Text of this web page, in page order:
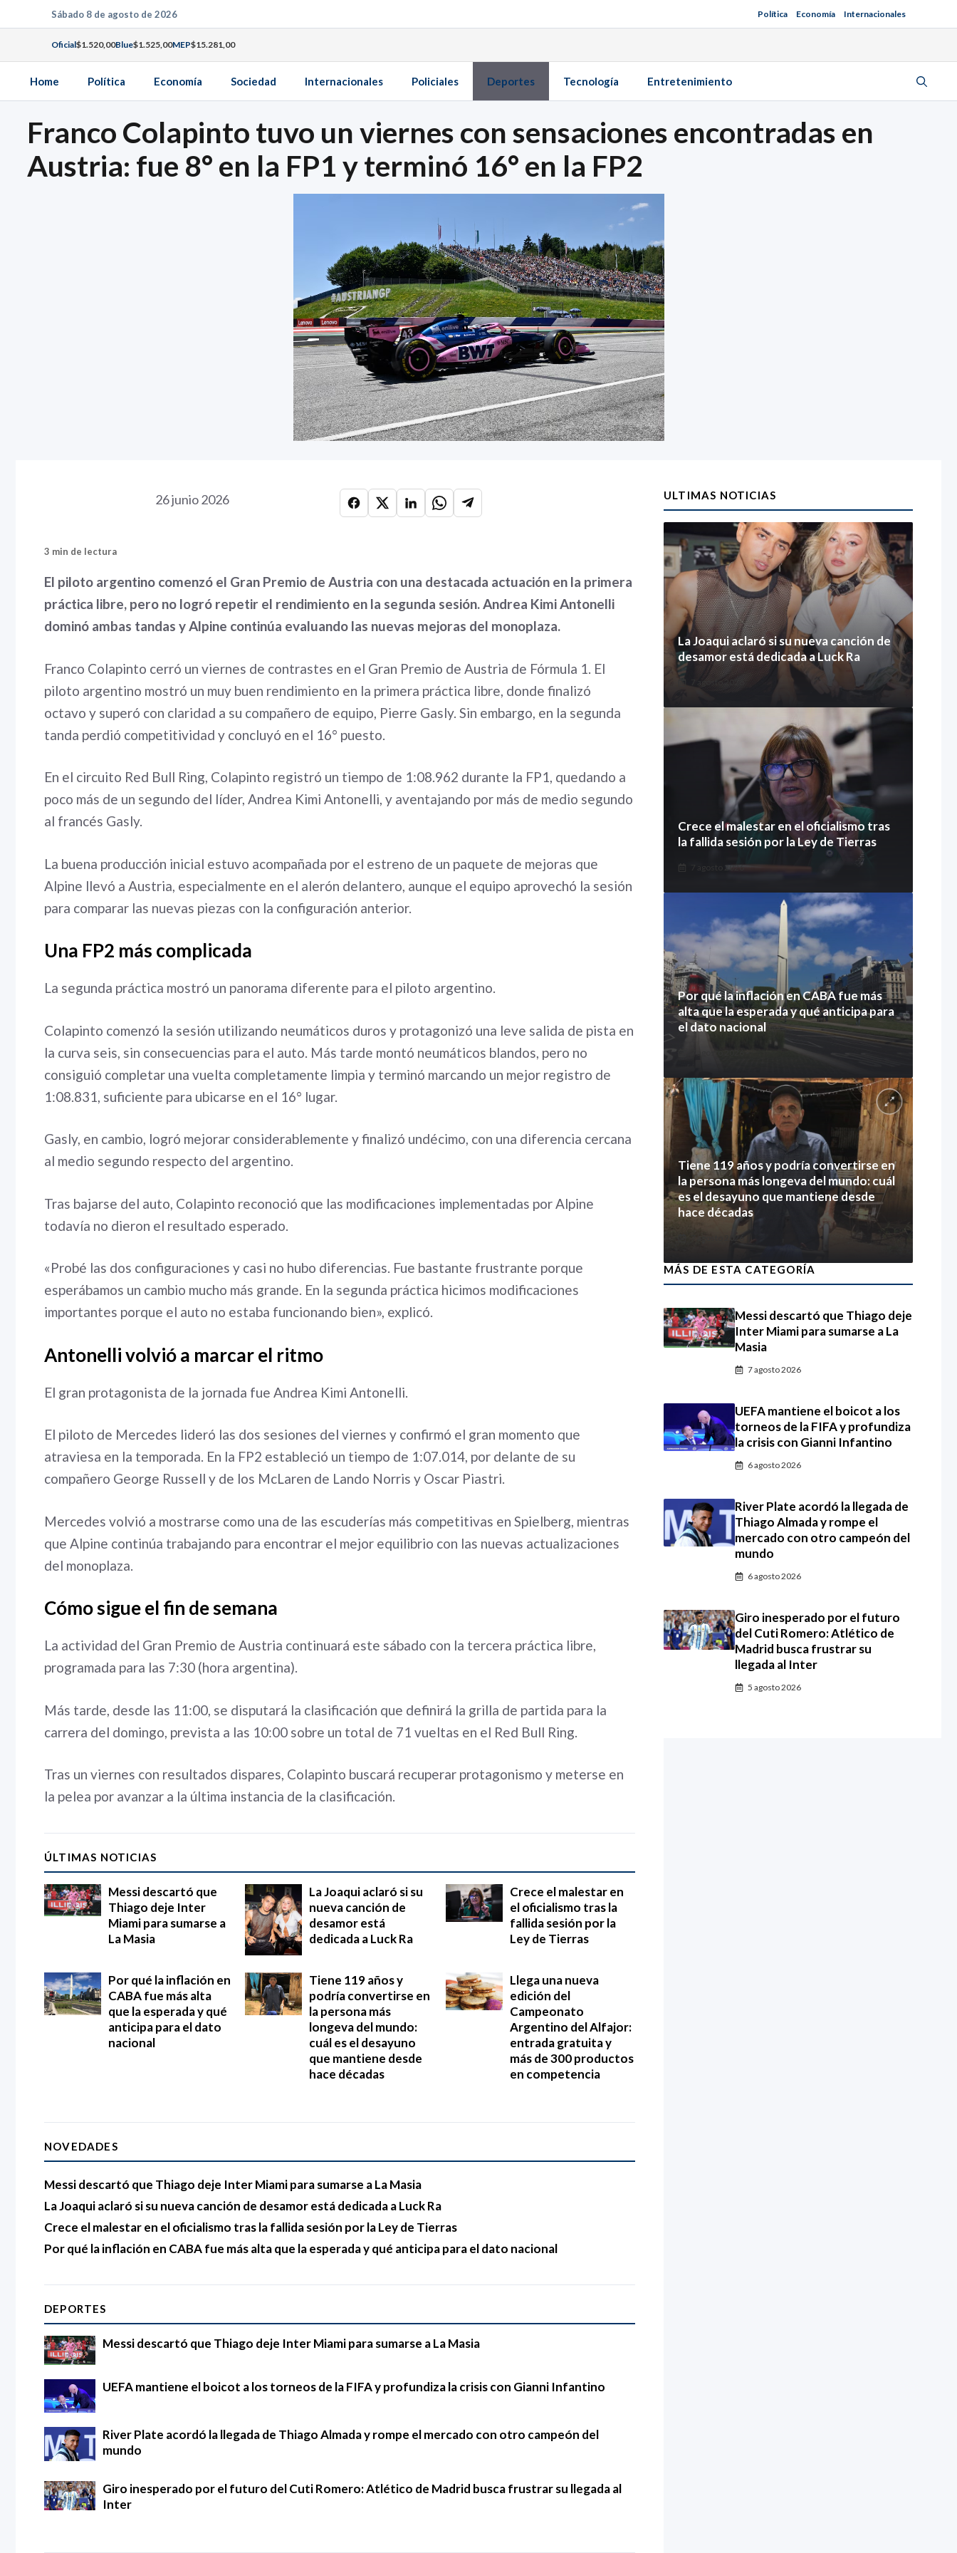
al
contenido
Sábado 8 de agosto de 2026 Política Economía Internacionales
Oficial$1.520,00Blue$1.525,00MEP$15.281,00
Home Política Economía Sociedad Internacionales Policiales Deportes Tecnología Entretenimiento
Franco Colapinto tuvo un viernes con sensaciones encontradas en
Austria: fue 8° en la FP1 y terminó 16° en la FP2
26 junio 2026
3 min de lectura
El piloto argentino comenzó el Gran Premio de Austria con una destacada actuación en la primera
práctica libre, pero no logró repetir el rendimiento en la segunda sesión. Andrea Kimi Antonelli
dominó ambas tandas y Alpine continúa evaluando las nuevas mejoras del monoplaza.
Franco Colapinto cerró un viernes de contrastes en el Gran Premio de Austria de Fórmula 1. El
piloto argentino mostró un muy buen rendimiento en la primera práctica libre, donde finalizó
octavo y superó con claridad a su compañero de equipo, Pierre Gasly. Sin embargo, en la segunda
tanda perdió competitividad y concluyó en el 16° puesto.
En el circuito Red Bull Ring, Colapinto registró un tiempo de 1:08.962 durante la FP1, quedando a
poco más de un segundo del líder, Andrea Kimi Antonelli, y aventajando por más de medio segundo
al francés Gasly.
La buena producción inicial estuvo acompañada por el estreno de un paquete de mejoras que
Alpine llevó a Austria, especialmente en el alerón delantero, aunque el equipo aprovechó la sesión
para comparar las nuevas piezas con la configuración anterior.
Una FP2 más complicada
La segunda práctica mostró un panorama diferente para el piloto argentino.
Colapinto comenzó la sesión utilizando neumáticos duros y protagonizó una leve salida de pista en
la curva seis, sin consecuencias para el auto. Más tarde montó neumáticos blandos, pero no
consiguió completar una vuelta completamente limpia y terminó marcando un mejor registro de
1:08.831, suficiente para ubicarse en el 16° lugar.
Gasly, en cambio, logró mejorar considerablemente y finalizó undécimo, con una diferencia cercana
al medio segundo respecto del argentino.
Tras bajarse del auto, Colapinto reconoció que las modificaciones implementadas por Alpine
todavía no dieron el resultado esperado.
«Probé las dos configuraciones y casi no hubo diferencias. Fue bastante frustrante porque
esperábamos un cambio mucho más grande. En la segunda práctica hicimos modificaciones
importantes porque el auto no estaba funcionando bien», explicó.
Antonelli volvió a marcar el ritmo
El gran protagonista de la jornada fue Andrea Kimi Antonelli.
El piloto de Mercedes lideró las dos sesiones del viernes y confirmó el gran momento que
atraviesa en la temporada. En la FP2 estableció un tiempo de 1:07.014, por delante de su
compañero George Russell y de los McLaren de Lando Norris y Oscar Piastri.
Mercedes volvió a mostrarse como una de las escuderías más competitivas en Spielberg, mientras
que Alpine continúa trabajando para encontrar el mejor equilibrio con las nuevas actualizaciones
del monoplaza.
Cómo sigue el fin de semana
La actividad del Gran Premio de Austria continuará este sábado con la tercera práctica libre,
programada para las 7:30 (hora argentina).
Más tarde, desde las 11:00, se disputará la clasificación que definirá la grilla de partida para la
carrera del domingo, prevista a las 10:00 sobre un total de 71 vueltas en el Red Bull Ring.
Tras un viernes con resultados dispares, Colapinto buscará recuperar protagonismo y meterse en
la pelea por avanzar a la última instancia de la clasificación.
ÚLTIMAS NOTICIAS
Messi descartó que
Thiago deje Inter
Miami para sumarse a
La Masia
La Joaqui aclaró si su
nueva canción de
desamor está
dedicada a Luck Ra
Crece el malestar en
el oficialismo tras la
fallida sesión por la
Ley de Tierras
Por qué la inflación en
CABA fue más alta
que la esperada y qué
anticipa para el dato
nacional
Tiene 119 años y
podría convertirse en
la persona más
longeva del mundo:
cuál es el desayuno
que mantiene desde
hace décadas
Llega una nueva
edición del
Campeonato
Argentino del Alfajor:
entrada gratuita y
más de 300 productos
en competencia
NOVEDADES
Messi descartó que Thiago deje Inter Miami para sumarse a La Masia
La Joaqui aclaró si su nueva canción de desamor está dedicada a Luck Ra
Crece el malestar en el oficialismo tras la fallida sesión por la Ley de Tierras
Por qué la inflación en CABA fue más alta que la esperada y qué anticipa para el dato nacional
DEPORTES
Messi descartó que Thiago deje Inter Miami para sumarse a La Masia
UEFA mantiene el boicot a los torneos de la FIFA y profundiza la crisis con Gianni Infantino
River Plate acordó la llegada de Thiago Almada y rompe el mercado con otro campeón del
mundo
Giro inesperado por el futuro del Cuti Romero: Atlético de Madrid busca frustrar su llegada al
Inter
ULTIMAS NOTICIAS
La Joaqui aclaró si su nueva canción de
desamor está dedicada a Luck Ra
7 agosto 2026
Crece el malestar en el oficialismo tras
la fallida sesión por la Ley de Tierras
7 agosto 2026
Por qué la inflación en CABA fue más
alta que la esperada y qué anticipa para
el dato nacional
Tiene 119 años y podría convertirse en
la persona más longeva del mundo: cuál
es el desayuno que mantiene desde
hace décadas
7 agosto 2026
MÁS DE ESTA CATEGORÍA
Messi descartó que Thiago deje
Inter Miami para sumarse a La
Masia
7 agosto 2026
UEFA mantiene el boicot a los
torneos de la FIFA y profundiza
la crisis con Gianni Infantino
6 agosto 2026
River Plate acordó la llegada de
Thiago Almada y rompe el
mercado con otro campeón del
mundo
6 agosto 2026
Giro inesperado por el futuro
del Cuti Romero: Atlético de
Madrid busca frustrar su
llegada al Inter
5 agosto 2026